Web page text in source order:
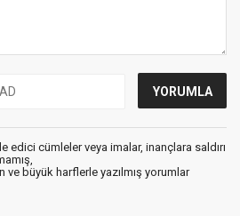
edici cümleler veya imalar, inançlara saldırı
ve büyük harflerle yazılmış yorumlar